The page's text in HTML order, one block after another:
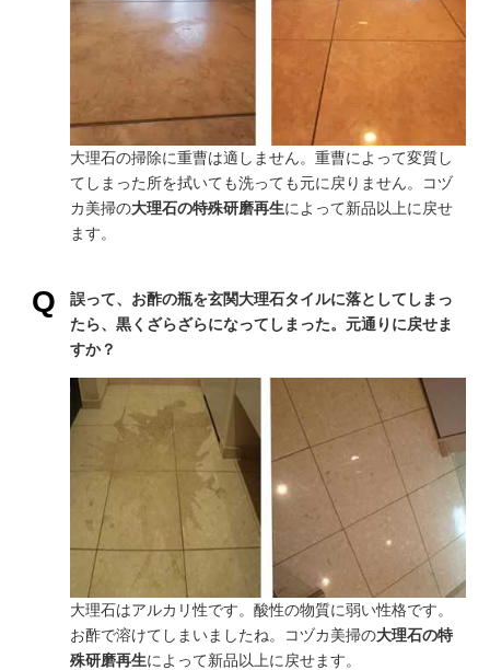
大理石の掃除に重曹は適しません。重曹によって変質し
てしまった所を拭いても洗っても元に戻りません。コヅ
カ美掃の大理石の特殊研磨再生によって新品以上に戻せ
ます。
誤って、お酢の瓶を玄関大理石タイルに落としてしまっ
たら、黒くざらざらになってしまった。元通りに戻せま
すか？
大理石はアルカリ性です。酸性の物質に弱い性格です。
お酢で溶けてしまいましたね。コヅカ美掃の大理石の特
殊研磨再生によって新品以上に戻せます。